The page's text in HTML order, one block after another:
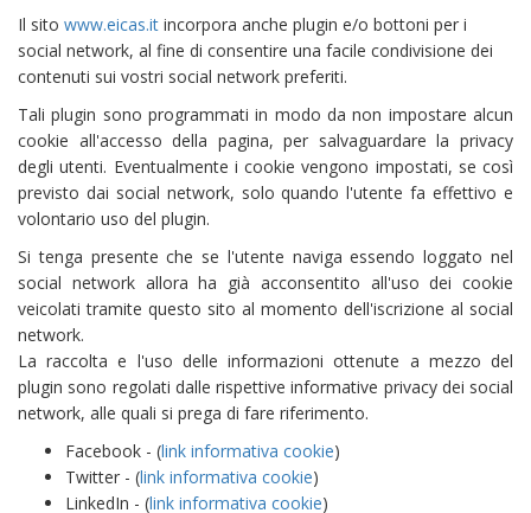
Il sito www.eicas.it incorpora anche plugin e/o bottoni per i
social network, al fine di consentire una facile condivisione dei
contenuti sui vostri social network preferiti.
Tali plugin sono programmati in modo da non impostare alcun
cookie all'accesso della pagina, per salvaguardare la privacy
degli utenti. Eventualmente i cookie vengono impostati, se così
previsto dai social network, solo quando l'utente fa effettivo e
volontario uso del plugin.
Si tenga presente che se l'utente naviga essendo loggato nel
social network allora ha già acconsentito all'uso dei cookie
veicolati tramite questo sito al momento dell'iscrizione al social
network.
La raccolta e l'uso delle informazioni ottenute a mezzo del
plugin sono regolati dalle rispettive informative privacy dei social
network, alle quali si prega di fare riferimento.
Facebook - (link informativa cookie)
Twitter - (link informativa cookie)
LinkedIn - (link informativa cookie)